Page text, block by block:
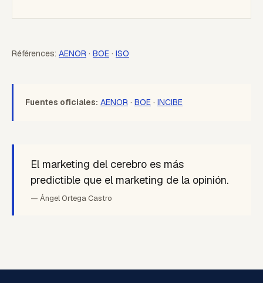
Références: AENOR · BOE · ISO
Fuentes oficiales: AENOR · BOE · INCIBE
El marketing del cerebro es más
predictible que el marketing de la opinión.
— Ángel Ortega Castro